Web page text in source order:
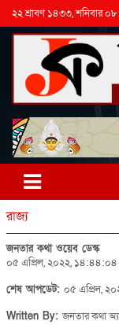
২২ শ্রাবণ ১৪৩৩, শনিবার
রাজ্য
জনতার কথা ওয়েব ডেস্ক
০৫ এপ্রিল, ২০২২, ১৪:৪৪:০৪
শেষ আপডেট: ০৫ এপ্রিল,
Written By:জনতার কথা